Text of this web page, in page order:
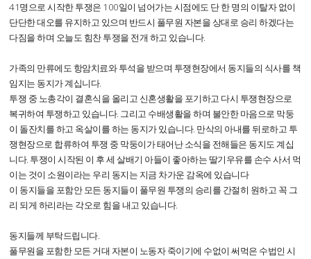
41명으로 시작한 투쟁은 100일이 넘어가는 시점에도 단 한 명의 이탈자 없이
단단한 대오를 유지하고 있으며 반드시 풀무원 자본을 상대로 승리 하겠다는
다짐을 하며 오늘도 힘찬 투쟁을 전개 하고 있습니다.
가족의 만류에도 항암치료와 투석을 받으며 투쟁현장에서 동지들의 식사를 책
임지는 동지가 계십니다.
투쟁 중 노총각이 결혼식을 올리고 신혼생활을 포기하고 다시 투쟁현장으로
복귀하여 투쟁하고 있습니다. 그리고 수배생활을 하며 불안한 마음으로 막둥
이 돌잔치를 하고 옥살이를 하는 동지가 있습니다. 만삭의 아내를 뒤로하고 투
쟁현장으로 합류하여 투쟁 중 막둥이가 태어난 소식을 전해들은 동지도 계십
니다. 투쟁이 시작된 이 후 세 살배기 아들이 좋아하는 딸기우유를 손수 사서 먹
이는 것이 소원이라는 우리 동지는 지금 차가운 감옥에 있습니다
이 동지들을 포함안 모든 동지들이 풀무원 투쟁의 승리를 간절히 원하고 꼭 그
리 되게 하리라는 각오로 힘을 내고 있습니다.
동지들께 부탁드립니다.
풀무원을 포함한 모든 거대 자본이 노동자 죽이기에 수없이 써먹은 수법인 시